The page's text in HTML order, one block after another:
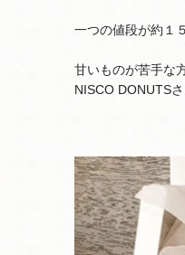
一つの値段が約１
甘いものが苦手な
NISCO DONUTS